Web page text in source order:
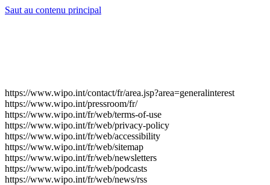
Saut au contenu principal
https://www.wipo.int/contact/fr/area.jsp?area=generalinterest
https://www.wipo.int/pressroom/fr/
https://www.wipo.int/fr/web/terms-of-use
https://www.wipo.int/fr/web/privacy-policy
https://www.wipo.int/fr/web/accessibility
https://www.wipo.int/fr/web/sitemap
https://www.wipo.int/fr/web/newsletters
https://www.wipo.int/fr/web/podcasts
https://www.wipo.int/fr/web/news/rss